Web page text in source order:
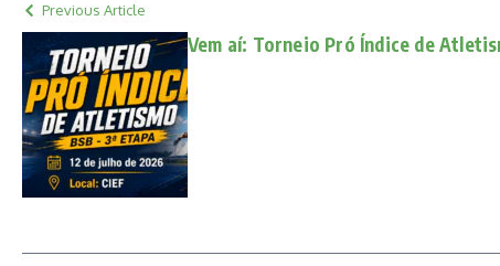
Previous Article
Vem aí: Torneio Pró Índice de